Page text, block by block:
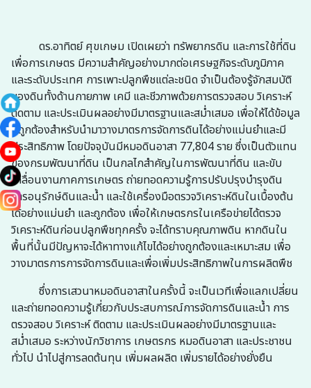
ดร.อาทิตย์ ศุขเกษม เปิดเผยว่า ทรัพยากรดิน และการใช้ที่ดิน
เพื่อการเกษตร มีความสำคัญอย่างมากต่อเศรษฐกิจระดับภูมิภาค
และระดับประเทศ การเพาะปลูกพืชแต่ละชนิด จำเป็นต้องรู้จักสมบัติ
ของดินทั้งด้านกายภาพ เคมี และชีวภาพด้วยการตรวจสอบ วิเคราะห์
ติดตาม และประเมินผลอย่างมีมาตรฐานและสม่ำเสมอ เพื่อให้ได้ข้อมูล
ที่ถูกต้องสำหรับนำมาวางมาตรการจัดการดินได้อย่างแม่นยำและมี
ประสิทธิภาพ โดยปัจจุบันมีหมอดินอาสา 77,804 ราย ซึ่งเป็นตัวแทน
ของกรมพัฒนาที่ดิน เป็นกลไกสำคัญในการพัฒนาที่ดิน และขับ
เคลื่อนงานภาคการเกษตร ถ่ายทอดความรู้การปรับปรุงบำรุงดิน
การอนุรักษ์ดินและน้ำ และใช้เครื่องมือตรวจวิเคราะห์ดินในเบื้องต้น
ได้อย่างแม่นยำ และถูกต้อง เพื่อให้เกษตรกรในเครือข่ายได้ตรวจ
วิเคราะห์ดินก่อนปลูกพืชทุกครั้ง จะได้ทราบคุณภาพดิน หากดินใน
พื้นที่นั้นมีปัญหาจะได้หาทางแก้ไขได้อย่างถูกต้องและเหมาะสม เพื่อ
วางมาตรการการจัดการดินและเพื่อเพิ่มประสิทธิภาพในการผลิตพืช
ซึ่งการเสวนาหมอดินอาสาในครั้งนี้ จะเป็นเวทีเพื่อแลกเปลี่ยน
และถ่ายทอดความรู้เกี่ยวกับประสบการณ์การจัดการดินและน้ำ การ
ตรวจสอบ วิเคราะห์ ติดตาม และประเมินผลอย่างมีมาตรฐานและ
สม่ำเสมอ ระหว่างนักวิชาการ เกษตรกร หมอดินอาสา และประชาชน
ทั่วไป นำไปสู่การลดต้นทุน เพิ่มผลผลิต เพิ่มรายได้อย่างยั่งยืน